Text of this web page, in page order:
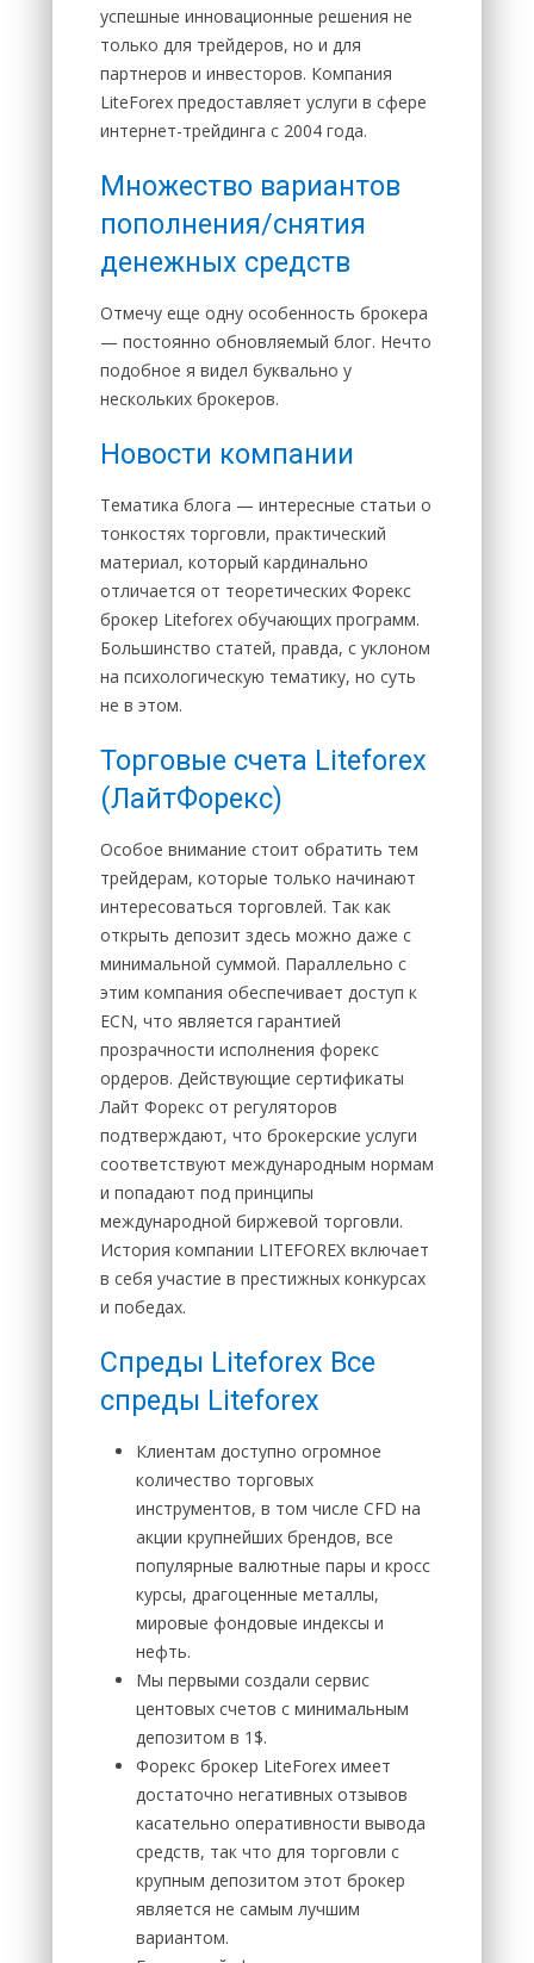
успешные инновационные решения не
только для трейдеров, но и для
партнеров и инвесторов. Компания
LiteForex предоставляет услуги в сфере
интернет-трейдинга с 2004 года.
Множество вариантов
пополнения/снятия
денежных средств
Отмечу еще одну особенность брокера
— постоянно обновляемый блог. Нечто
подобное я видел буквально у
нескольких брокеров.
Новости компании
Тематика блога — интересные статьи о
тонкостях торговли, практический
материал, который кардинально
отличается от теоретических Форекс
брокер Liteforex обучающих программ.
Большинство статей, правда, с уклоном
на психологическую тематику, но суть
не в этом.
Торговые счета Liteforex
(ЛайтФорекс)
Особое внимание стоит обратить тем
трейдерам, которые только начинают
интересоваться торговлей. Так как
открыть депозит здесь можно даже с
минимальной суммой. Параллельно с
этим компания обеспечивает доступ к
ECN, что является гарантией
прозрачности исполнения форекс
ордеров. Действующие сертификаты
Лайт Форекс от регуляторов
подтверждают, что брокерские услуги
соответствуют международным нормам
и попадают под принципы
международной биржевой торговли.
История компании LITEFOREX включает
в себя участие в престижных конкурсах
и победах.
Спреды Liteforex Все
спреды Liteforex
Клиентам доступно огромное
количество торговых
инструментов, в том числе CFD на
акции крупнейших брендов, все
популярные валютные пары и кросс
курсы, драгоценные металлы,
мировые фондовые индексы и
нефть.
Мы первыми создали сервис
центовых счетов с минимальным
депозитом в 1$.
Форекс брокер LiteForex имеет
достаточно негативных отзывов
касательно оперативности вывода
средств, так что для торговли с
крупным депозитом этот брокер
является не самым лучшим
вариантом.